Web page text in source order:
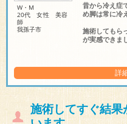
W・M
20代 女性 美容
師
我孫子市
昔から冷え症
め脚は常に冷
施術してもら
が実感できま
詳
施術してすぐ結